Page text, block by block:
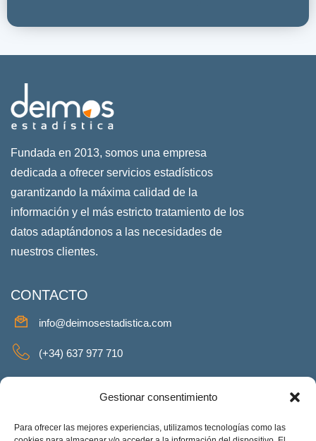
Gestionar consentimiento
Para ofrecer las mejores experiencias, utilizamos tecnologías como las
Fundada en 2013, somos una empresa
dedicada a ofrecer servicios estadísticos
garantizando la máxima calidad de la
información y el más estricto tratamiento de los
datos adaptándonos a las necesidades de
nuestros clientes.
CONTACTO
info@deimosestadistica.com
(+34) 637 977 710